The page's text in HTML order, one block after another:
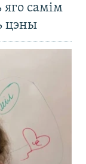
яго самім
цэны